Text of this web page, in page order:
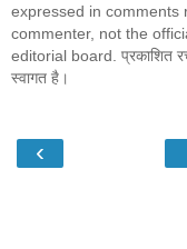
expressed in comments
commenter, not the
editorial board. प्रकाशित
स्वागत है।
‹